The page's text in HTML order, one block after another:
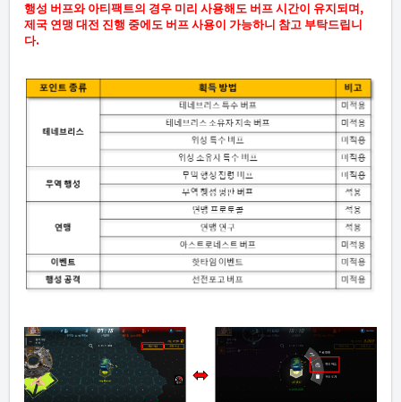
행성 버프와 아티팩트의 경우 미리 사용해도 버프 시간이 유지되며,
제국 연맹 대전 진행 중에도 버프 사용이 가능하니 참고 부탁드립니
다.